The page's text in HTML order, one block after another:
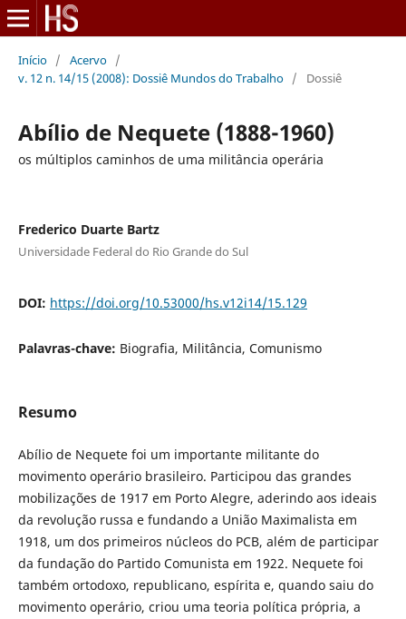
Início / Acervo /
v. 12 n. 14/15 (2008): Dossiê Mundos do Trabalho / Dossiê
Abílio de Nequete (1888-1960)
os múltiplos caminhos de uma militância operária
Frederico Duarte Bartz
Universidade Federal do Rio Grande do Sul
DOI: https://doi.org/10.53000/hs.v12i14/15.129
Palavras-chave: Biografia, Militância, Comunismo
Resumo
Abílio de Nequete foi um importante militante do
movimento operário brasileiro. Participou das grandes
mobilizações de 1917 em Porto Alegre, aderindo aos ideais
da revolução russa e fundando a União Maximalista em
1918, um dos primeiros núcleos do PCB, além de participar
da fundação do Partido Comunista em 1922. Nequete foi
também ortodoxo, republicano, espírita e, quando saiu do
movimento operário, criou uma teoria política própria, a